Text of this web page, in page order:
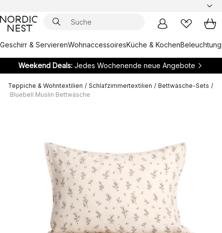
Geschirr & ServierenWohnaccessoiresKüche & KochenBeleuchtung
Weekend Deals:Jedes Wochenende neue Angebote
Teppiche & Wohntextilien / Schlafzimmertextilien / Bettwäsche-Sets /
Bluebell Muslin Bettwäsche